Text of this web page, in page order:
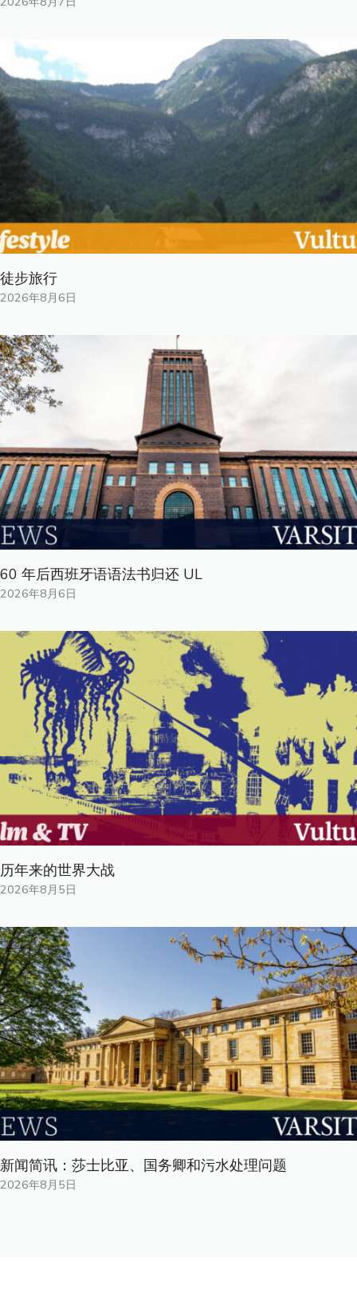
徒步旅行
2026年8月6日
60 年后西班牙语语法书归还 UL
2026年8月6日
历年来的世界大战
2026年8月5日
新闻简讯：莎士比亚、国务卿和污水处理问题
2026年8月5日